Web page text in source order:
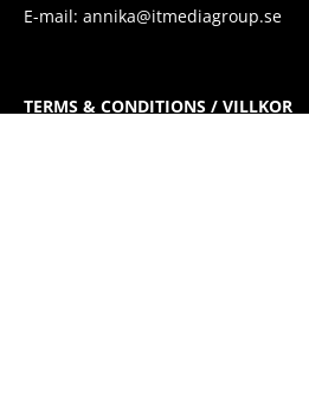
E-mail: annika@itmediagroup.se
TERMS & CONDITIONS / VILLKOR